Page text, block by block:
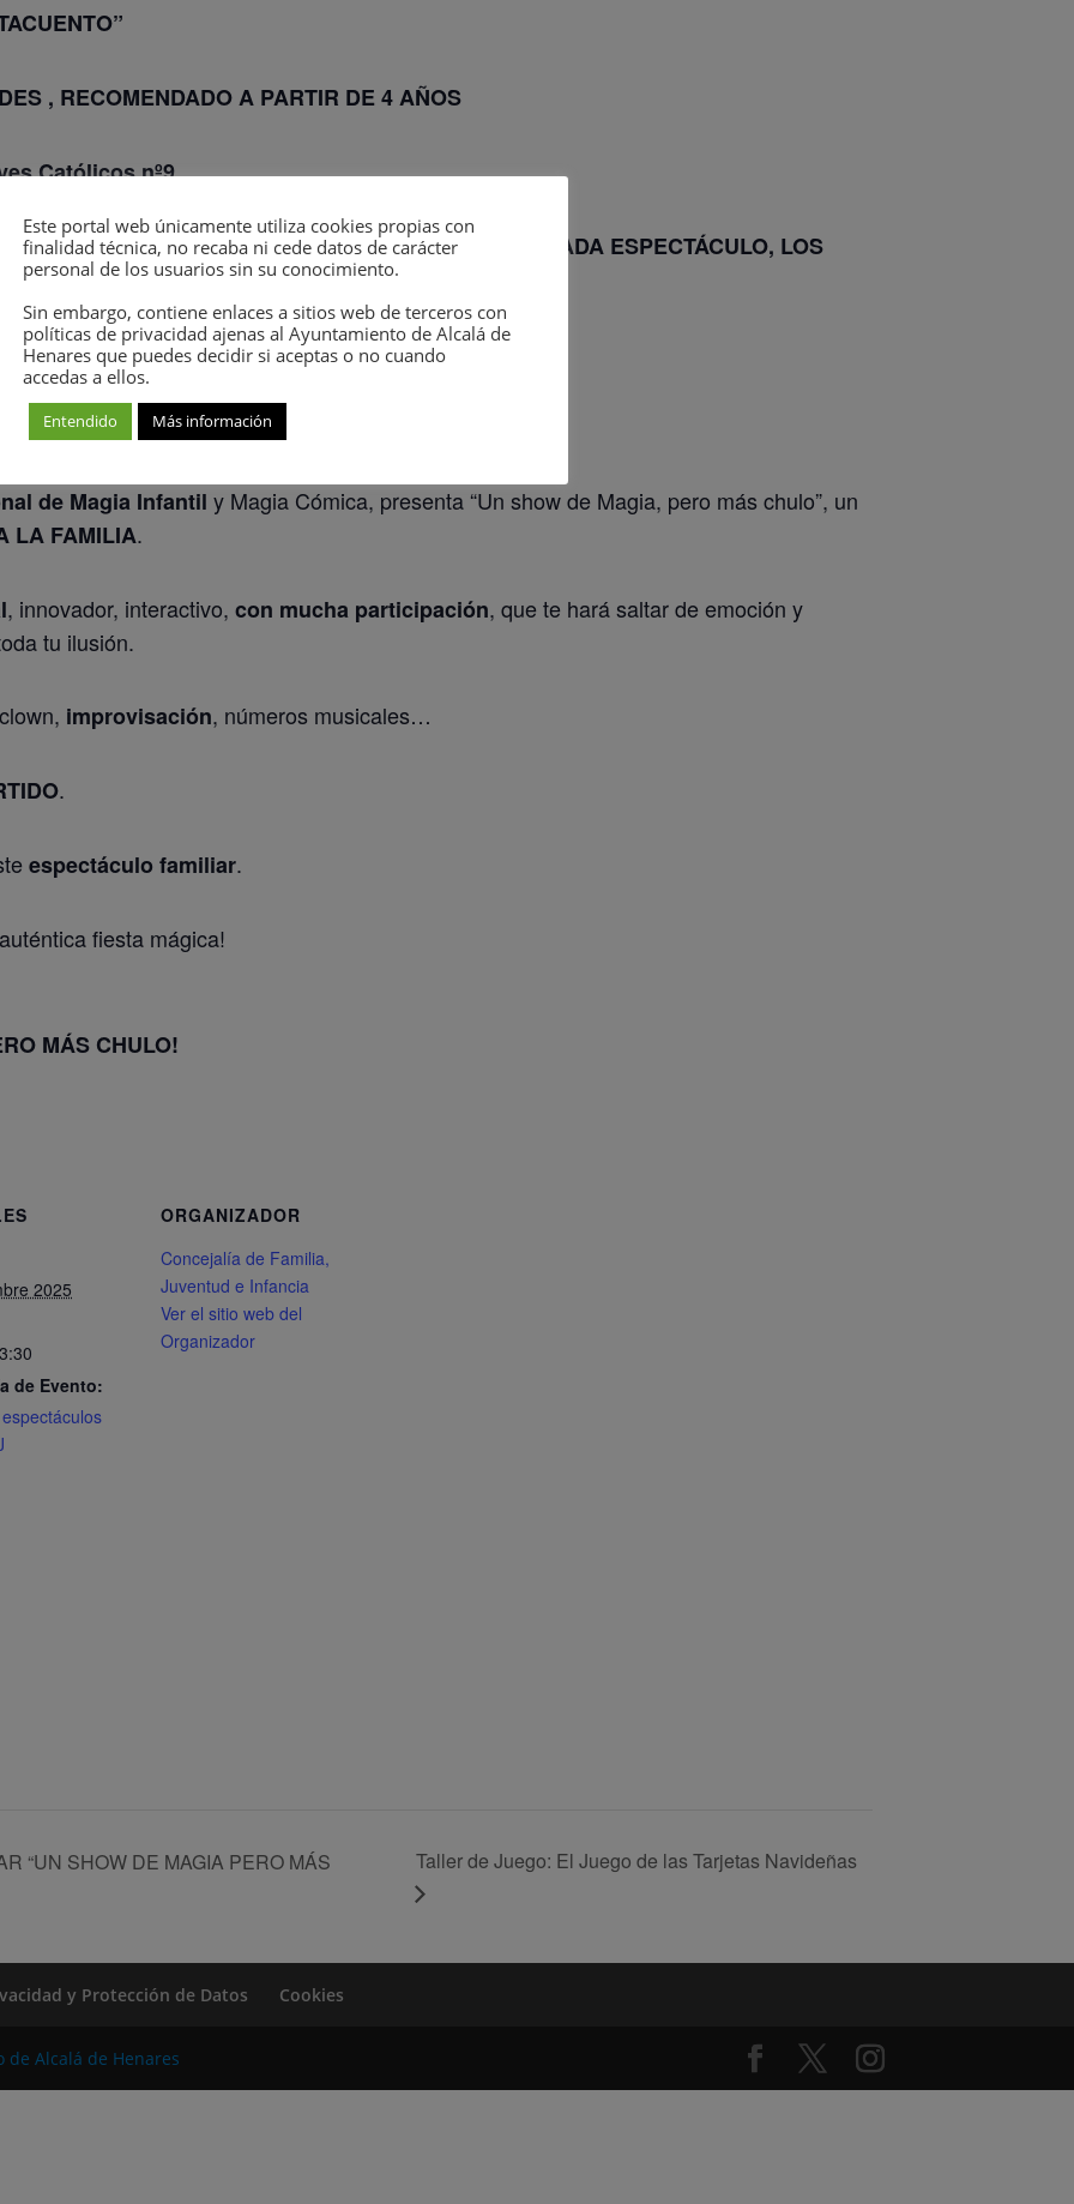
, RECOMENDADO A PARTIR DE 4 AÑOS
Católicos nº9
LAPUERTA DE ACCESO, 30 MINUTOS ANTES
DE CADA ESPECTÁCULO, LOS
ACOMPAÑADOS DE AL MENOS UN ADULTO
de Magia Infantil y Magia Cómica, presenta “Un show de Magia, pero más chulo”, un
LA FAMILIA.
, innovador, interactivo, con mucha participación, que te hará saltar de emoción y
tu ilusión.
improvisación, números musicales…
.
espectáculo familiar.
fiesta mágica!
MÁS CHULO!
2025
de Evento:
ORGANIZADOR
Concejalía de Familia,
Juventud e Infancia
Ver el sitio web del
Organizador
“UN SHOW DE MAGIA PERO MÁS
Taller de Juego: El Juego de las Tarjetas Navideñas
y Protección de Datos Cookies
Alcalá de Henares
Este portal web únicamente utiliza cookies propias con
finalidad técnica, no recaba ni cede datos de carácter
personal de los usuarios sin su conocimiento.
Sin embargo, contiene enlaces a sitios web de terceros con
políticas de privacidad ajenas al Ayuntamiento de Alcalá de
Henares que puedes decidir si aceptas o no cuando
accedas a ellos.
Entendido Más información